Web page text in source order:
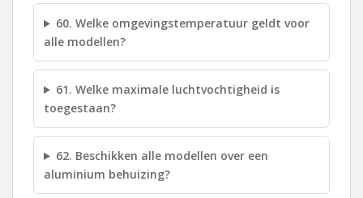
60. Welke omgevingstemperatuur geldt voor
alle modellen?
61. Welke maximale luchtvochtigheid is
toegestaan?
62. Beschikken alle modellen over een
aluminium behuizing?